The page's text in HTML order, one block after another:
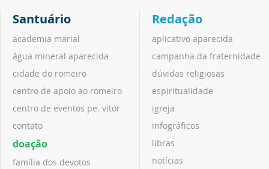
Santuário
academia marial
água mineral aparecida
cidade do romeiro
centro de apoio ao romeiro
centro de eventos pe. vitor
contato
doação
família dos devotos
Redação
aplicativo aparecida
campanha da fraternidade
dúvidas religiosas
espiritualidade
igreja
infográficos
libras
notícias